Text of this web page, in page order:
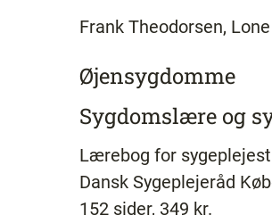
Frank Theodorsen,
Øjensygdomme
Sygdomslære og
Lærebog for
Dansk Sygeplejeråd
152 sider, 349 kr.